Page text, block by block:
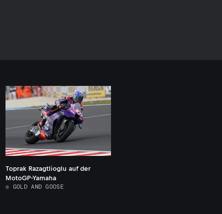
Toprak Razagtlioglu auf der
MotoGP-Yamaha
© GOLD AND GOOSE